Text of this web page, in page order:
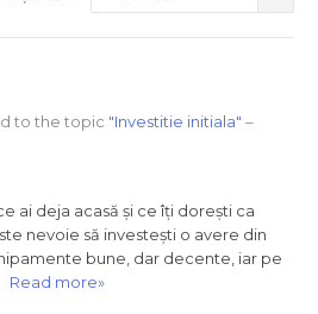
to the topic "Investitie initiala" –
ai deja acasă și ce îți dorești ca
nevoie să investești o avere din
bune, dar decente, iar pe
Read more»